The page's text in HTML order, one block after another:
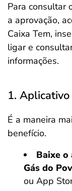
Para consultar
a aprovação,
Caixa Tem,
ligar e
informações.
1. Aplicativo
É a maneira
benefício.
Baixe o
Gás do
ou App